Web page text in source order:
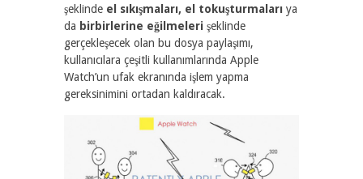
şeklinde el sıkışmaları, el tokuşturmaları ya
da birbirlerine eğilmeleri şeklinde
gerçekleşecek olan bu dosya paylaşımı,
kullanıcılara çeşitli kullanımlarında Apple
Watch’un ufak ekranında işlem yapma
gereksinimini ortadan kaldıracak.